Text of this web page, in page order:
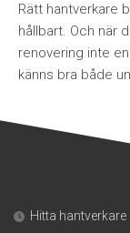
Rätt hantverkare
hållbart. Och när
renovering inte
känns bra både
Hitta hantverkare